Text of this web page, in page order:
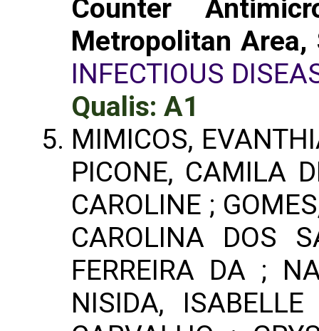
Counter
Metropolitan Area,
INFECTIOUS
Qualis: A1
MIMICOS,
PICONE, CAMILA
CAROLINE ;
CAROLINA DOS
FERREIRA DA ;
NISIDA,